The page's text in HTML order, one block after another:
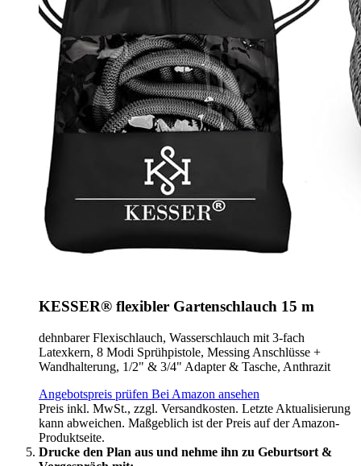
KESSER® flexibler Gartenschlauch 15 m
dehnbarer Flexischlauch, Wasserschlauch mit 3-fach
Latexkern, 8 Modi Sprühpistole, Messing Anschlüsse +
Wandhalterung, 1/2" & 3/4" Adapter & Tasche, Anthrazit
Angebotspreis prüfen Bei Amazon ansehen
Preis inkl. MwSt., zzgl. Versandkosten. Letzte Aktualisierung
kann abweichen. Maßgeblich ist der Preis auf der Amazon-
Produktseite.
Drucke den Plan aus und nehme ihn zu Geburtsort &